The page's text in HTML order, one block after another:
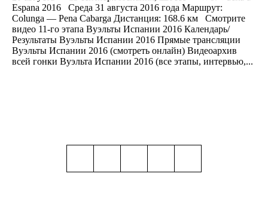
Espana 2016 Среда 31 августа 2016 года Маршрут:
Colunga — Pena Cabarga Дистанция: 168.6 км Смотрите
видео 11-го этапа Вуэльты Испании 2016 Календарь/
Результаты Вуэльты Испании 2016 Прямые трансляции
Вуэльты Испании 2016 (смотреть онлайн) Видеоархив
всей гонки Вуэльта Испании 2016 (все этапы, интервью,...